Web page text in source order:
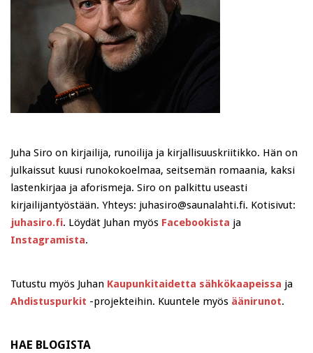
Juha Siro on kirjailija, runoilija ja kirjallisuuskriitikko. Hän on
julkaissut kuusi runokokoelmaa, seitsemän romaania, kaksi
lastenkirjaa ja aforismeja. Siro on palkittu useasti
kirjailijantyöstään. Yhteys: juhasiro@saunalahti.fi. Kotisivut:
juhasiro.fi. Löydät Juhan myös Facebookista ja
Instagramista.
Tutustu myös Juhan Kaupunkitaidetta sähkökaapeissa ja
Ahdistuspurkit -projekteihin. Kuuntele myös äänirunot.
HAE BLOGISTA